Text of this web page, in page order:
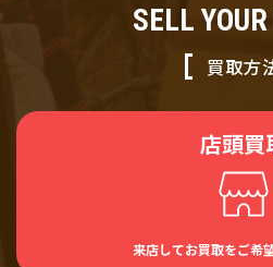
SELL
買取方
店頭買
来店してお買取をご希